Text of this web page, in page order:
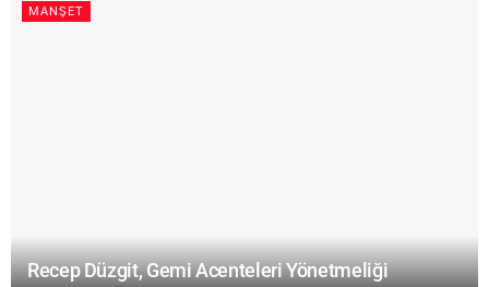
MANŞET
Recep Düzgit, Gemi Acenteleri Yönetmeliği